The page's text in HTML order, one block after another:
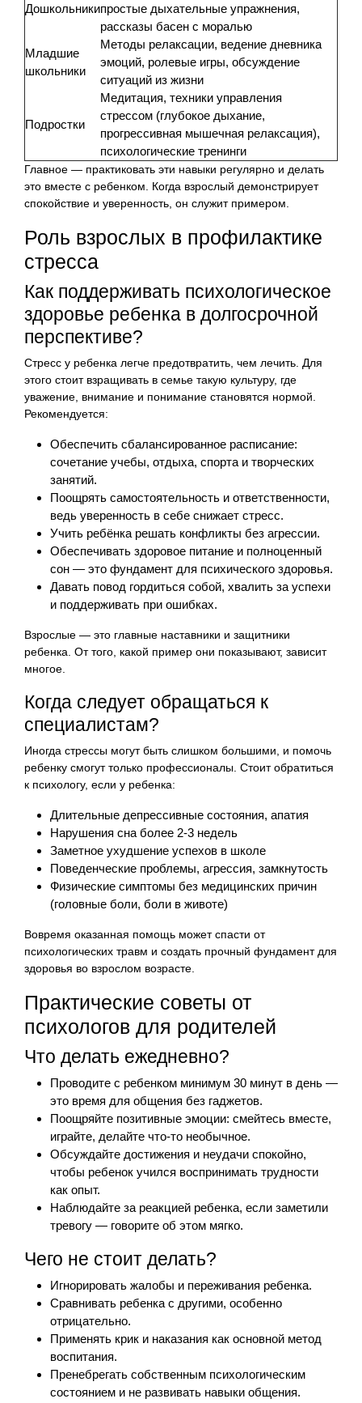
Дошкольникипростые дыхательные упражнения,
рассказы басен с моралью
Младшие
школьники
Методы релаксации, ведение дневника
эмоций, ролевые игры, обсуждение
ситуаций из жизни
Подростки
Медитация, техники управления
стрессом (глубокое дыхание,
прогрессивная мышечная релаксация),
психологические тренинги
Главное — практиковать эти навыки регулярно и делать
это вместе с ребенком. Когда взрослый демонстрирует
спокойствие и уверенность, он служит примером.
Роль взрослых в профилактике
стресса
Как поддерживать психологическое
здоровье ребенка в долгосрочной
перспективе?
Стресс у ребенка легче предотвратить, чем лечить. Для
этого стоит взращивать в семье такую культуру, где
уважение, внимание и понимание становятся нормой.
Рекомендуется:
Обеспечить сбалансированное расписание:
сочетание учебы, отдыха, спорта и творческих
занятий.
Поощрять самостоятельность и ответственности,
ведь уверенность в себе снижает стресс.
Учить ребёнка решать конфликты без агрессии.
Обеспечивать здоровое питание и полноценный
сон — это фундамент для психического здоровья.
Давать повод гордиться собой, хвалить за успехи
и поддерживать при ошибках.
Взрослые — это главные наставники и защитники
ребенка. От того, какой пример они показывают, зависит
многое.
Когда следует обращаться к
специалистам?
Иногда стрессы могут быть слишком большими, и помочь
ребенку смогут только профессионалы. Стоит обратиться
к психологу, если у ребенка:
Длительные депрессивные состояния, апатия
Нарушения сна более 2-3 недель
Заметное ухудшение успехов в школе
Поведенческие проблемы, агрессия, замкнутость
Физические симптомы без медицинских причин
(головные боли, боли в животе)
Вовремя оказанная помощь может спасти от
психологических травм и создать прочный фундамент для
здоровья во взрослом возрасте.
Практические советы от
психологов для родителей
Что делать ежедневно?
Проводите с ребенком минимум 30 минут в день —
это время для общения без гаджетов.
Поощряйте позитивные эмоции: смейтесь вместе,
играйте, делайте что-то необычное.
Обсуждайте достижения и неудачи спокойно,
чтобы ребенок учился воспринимать трудности
как опыт.
Наблюдайте за реакцией ребенка, если заметили
тревогу — говорите об этом мягко.
Чего не стоит делать?
Игнорировать жалобы и переживания ребенка.
Сравнивать ребенка с другими, особенно
отрицательно.
Применять крик и наказания как основной метод
воспитания.
Пренебрегать собственным психологическим
состоянием и не развивать навыки общения.